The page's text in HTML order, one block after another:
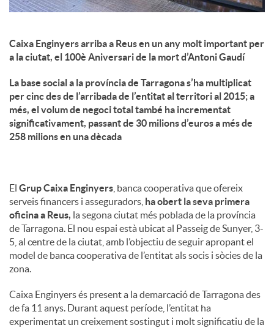
Caixa Enginyers arriba a Reus en un any molt important per
a la ciutat, el 100è Aniversari de la mort d’Antoni Gaudí
La base social a la província de Tarragona s’ha multiplicat
per cinc des de l’arribada de l’entitat al territori al 2015; a
més, el volum de negoci total també ha incrementat
significativament, passant de 30 milions d’euros a més de
258 milions en una dècada
El Grup Caixa Enginyers , banca cooperativa que ofereix
serveis financers i asseguradors, ha obert la seva primera
oficina a Reus, la segona ciutat més poblada de la província
de Tarragona. El nou espai està ubicat al Passeig de Sunyer, 3-
5, al centre de la ciutat, amb l’objectiu de seguir apropant el
model de banca cooperativa de l’entitat als socis i sòcies de la
zona.
Caixa Enginyers és present a la demarcació de Tarragona des
de fa 11 anys. Durant aquest període, l’entitat ha
experimentat un creixement sostingut i molt significatiu de la